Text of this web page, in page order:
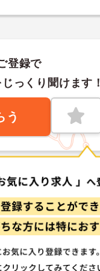
登録で
じっくり聞けます！
う